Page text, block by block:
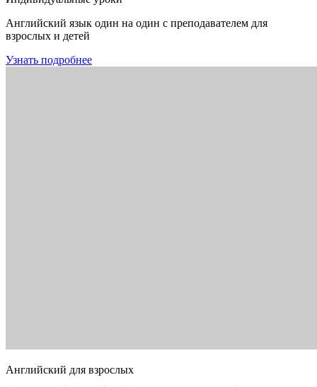
Английский язык один на один с преподавателем для
взрослых и детей
Узнать подробнее
Английский для взрослых